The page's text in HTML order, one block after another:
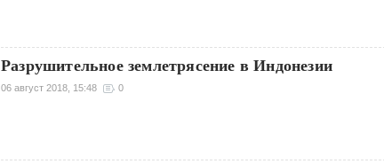
Разрушительное землетрясение в Индонезии
06 август 2018, 15:48 0